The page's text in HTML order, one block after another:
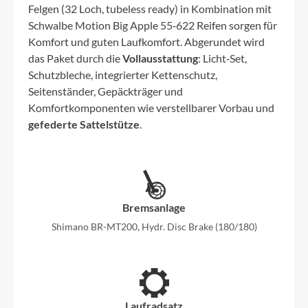
Felgen (32 Loch, tubeless ready) in Kombination mit
Schwalbe Motion Big Apple 55‑622 Reifen sorgen für
Komfort und guten Laufkomfort. Abgerundet wird
das Paket durch dieVollausstattung: Licht‑Set,
Schutzbleche, integrierter Kettenschutz,
Seitenständer, Gepäckträger und
Komfortkomponenten wie verstellbarer Vorbau und
gefederte Sattelstütze.
Bremsanlage
Shimano BR-MT200, Hydr. Disc Brake (180/180)